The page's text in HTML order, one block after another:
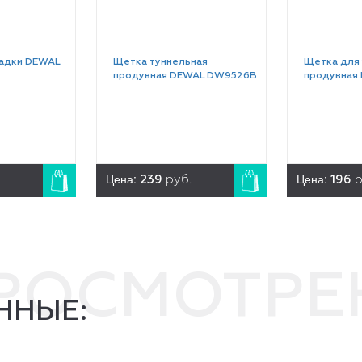
DEWAL
Щетка туннельная
продувная DEWAL DW9526B
Цена: 239 руб.
Щетка для
продувная
Цена: 196